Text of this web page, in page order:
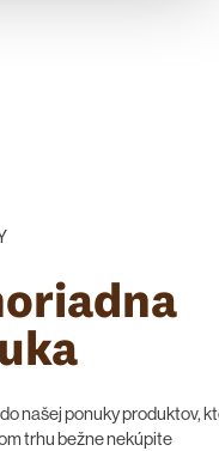
našej ponuky produktov,
trhu bežne nekúpite